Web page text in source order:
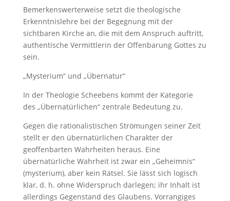
Bemerkenswerterweise setzt die theologische
Erkenntnislehre bei der Begegnung mit der
sichtbaren Kirche an, die mit dem Anspruch auftritt,
authentische Vermittlerin der Offenbarung Gottes zu
sein.
„Mysterium“ und „Übernatur“
In der Theologie Scheebens kommt der Kategorie
des „Übernatürlichen“ zentrale Bedeutung zu.
Gegen die rationalistischen Strömungen seiner Zeit
stellt er den übernatürlichen Charakter der
geoffenbarten Wahrheiten heraus. Eine
übernatürliche Wahrheit ist zwar ein „Geheimnis“
(mysterium), aber kein Rätsel. Sie lässt sich logisch
klar, d. h. ohne Widerspruch darlegen; ihr Inhalt ist
allerdings Gegenstand des Glaubens. Vorrangiges